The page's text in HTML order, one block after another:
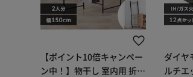
【ポイント10倍キャンペー
ン中！】物干し 室内用 折り
ダイヤ
ルチエ